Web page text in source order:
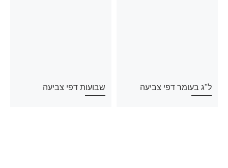
ל"ג בעומר דפי צביעה שבועות דפי צביעה